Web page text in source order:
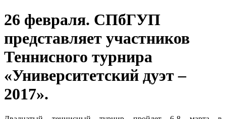
26 февраля. СПбГУП
представляет участников
Теннисного турнира
«Университетский дуэт –
2017».